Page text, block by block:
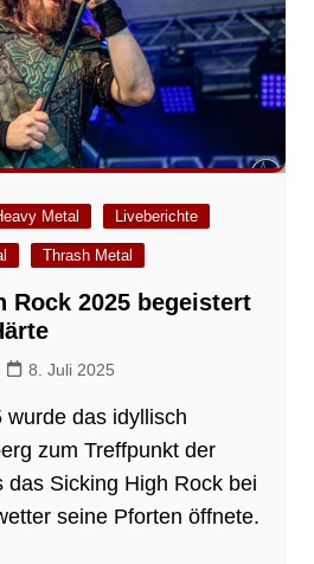
Metal Liveberichte
Thrash Metal
Rock 2025 begeistert
8. Juli 2025
das idyllisch
zum Treffpunkt der
das Sicking High Rock bei
seine Pforten öffnete.